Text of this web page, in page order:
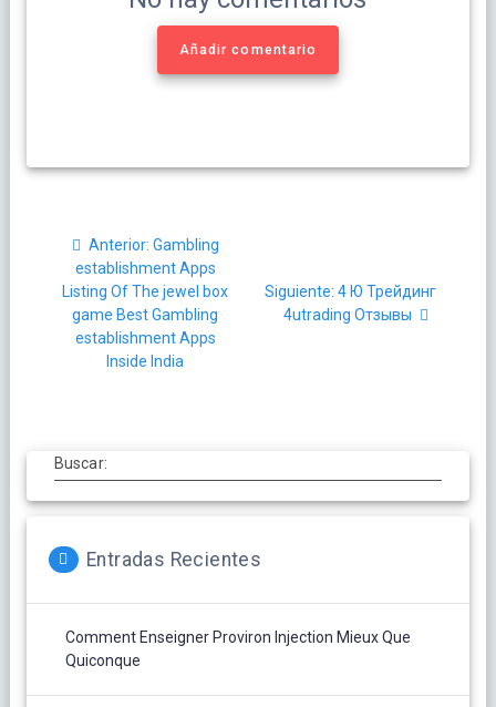
Añadir comentario
entradas
Anterior: Post
anterior:
Gambling
establishment Apps
Listing Of The jewel box
game Best Gambling
establishment Apps
Inside India
Siguiente: Siguiente
post:
4 Ю Трейдинг
4utrading Отзывы
Buscar:
Entradas Recientes
Comment Enseigner Proviron Injection Mieux Que
Quiconque